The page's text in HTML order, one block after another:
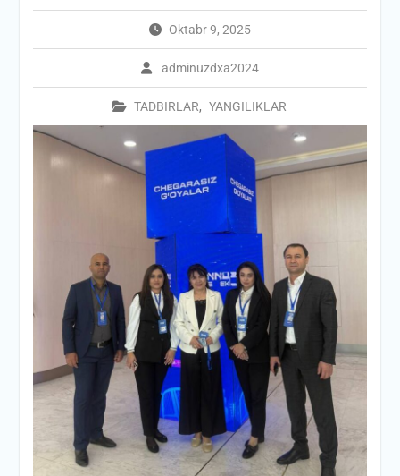
Oktabr 9, 2025
adminuzdxa2024
TADBIRLAR, YANGILIKLAR